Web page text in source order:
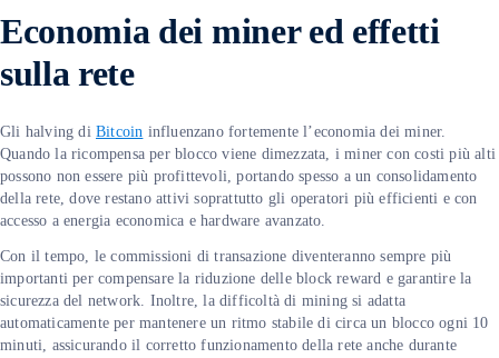
Economia dei miner ed effetti
sulla rete
Gli halving di Bitcoin influenzano fortemente l’economia dei miner.
Quando la ricompensa per blocco viene dimezzata, i miner con costi più alti
possono non essere più profittevoli, portando spesso a un consolidamento
della rete, dove restano attivi soprattutto gli operatori più efficienti e con
accesso a energia economica e hardware avanzato.
Con il tempo, le commissioni di transazione diventeranno sempre più
importanti per compensare la riduzione delle block reward e garantire la
sicurezza del network. Inoltre, la difficoltà di mining si adatta
automaticamente per mantenere un ritmo stabile di circa un blocco ogni 10
minuti, assicurando il corretto funzionamento della rete anche durante